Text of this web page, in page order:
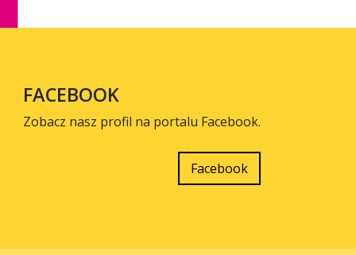
FACEBOOK
Zobacz nasz profil na portalu Facebook.
Facebook